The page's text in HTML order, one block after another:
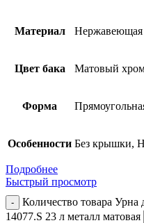
Материал Нержавеющая
Цвет бака Матовый
Форма
Особенности Без крышки,
Подробнее
Быстрый просмотр
Количество товара Урна
14077.S 23 л металл матовая